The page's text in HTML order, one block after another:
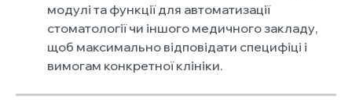
модулі та функції для автоматизації
стоматології чи іншого медичного закладу,
щоб максимально відповідати специфіці і
вимогам конкретної клініки.